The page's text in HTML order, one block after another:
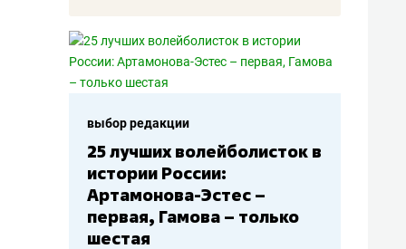
выбор редакции
25 лучших волейболисток в
истории России:
Артамонова-Эстес –
первая, Гамова – только
шестая